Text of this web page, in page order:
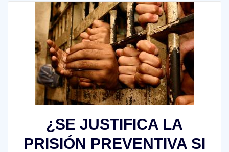
¿SE JUSTIFICA LA
PRISIÓN PREVENTIVA SI